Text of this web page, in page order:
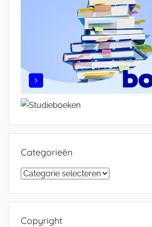
Categorieën
Categorieën
Copyright